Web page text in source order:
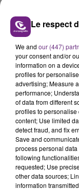
LE MAGASIN
SES PORTES
C'était l'une
rémois. Le
fermer ses
TITRES
21h11
21h11
Le respect
We and our (447)
your consent and/or
information on a
profiles for
advertising; Measure
performance;
of data from different
profiles to
content; Use limited
detect fraud, and fix
Save and
process personal
following
requested; Use
other data sources;
information